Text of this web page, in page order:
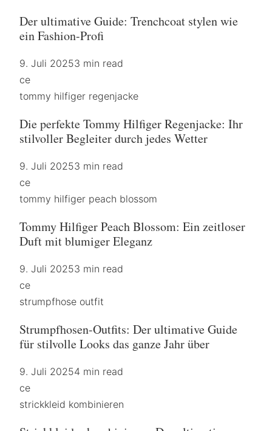
Der ultimative Guide: Trenchcoat stylen wie
ein Fashion-Profi
9. Juli 20253 min read
ce
tommy hilfiger regenjacke
Die perfekte Tommy Hilfiger Regenjacke: Ihr
stilvoller Begleiter durch jedes Wetter
9. Juli 20253 min read
ce
tommy hilfiger peach blossom
Tommy Hilfiger Peach Blossom: Ein zeitloser
Duft mit blumiger Eleganz
9. Juli 20253 min read
ce
strumpfhose outfit
Strumpfhosen-Outfits: Der ultimative Guide
für stilvolle Looks das ganze Jahr über
9. Juli 20254 min read
ce
strickkleid kombinieren